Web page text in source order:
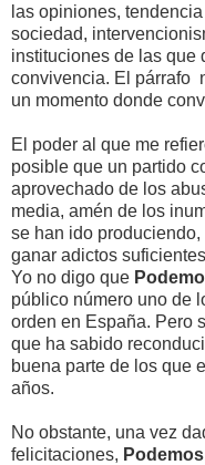
las opiniones,
sociedad,
instituciones de las que
convivencia. El párrafo
un momento donde
El poder al que me
posible que un partido
aprovechado de los
media, amén de los
se han ido
ganar adictos
Yo no digo que
público número uno de
orden en España. Pero
que ha sabido
buena parte de los que
años.
No obstante, una vez
felicitaciones, Podemos